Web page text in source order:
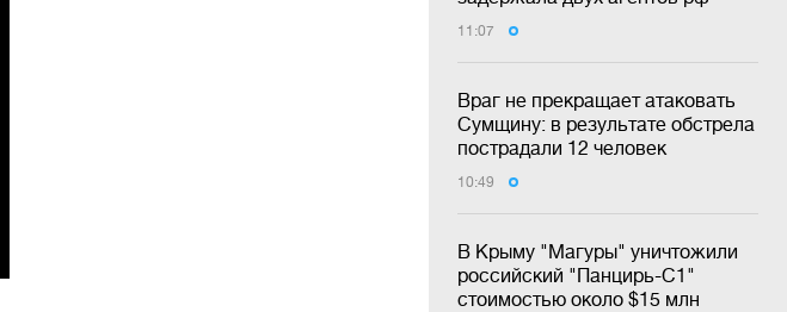
11:07
Враг не прекращает атаковать
Сумщину: в результате обстрела
пострадали 12 человек
10:49
В Крыму "Магуры" уничтожили
российский "Панцирь-С1"
стоимостью около $15 млн